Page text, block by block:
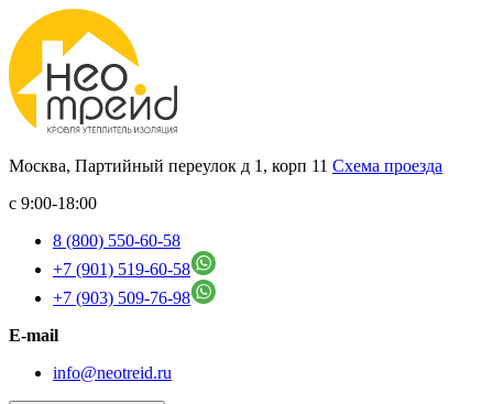
Москва, Партийный переулок д 1, корп 11 Схема проезда
с 9:00-18:00
8 (800) 550-60-58
+7 (901) 519-60-58
+7 (903) 509-76-98
E-mail
info@neotreid.ru